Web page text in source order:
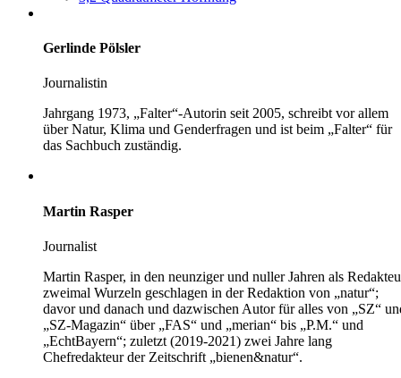
Gerlinde Pölsler
Journalistin
Jahrgang 1973, „Falter“-Autorin seit 2005, schreibt vor allem
über Natur, Klima und Genderfragen und ist beim „Falter“ für
das Sachbuch zuständig.
Martin Rasper
Journalist
Martin Rasper, in den neunziger und nuller Jahren als
zweimal Wurzeln geschlagen in der Redaktion von „natur“;
davor und danach und dazwischen Autor für alles von „SZ“
„SZ-Magazin“ über „FAS“ und „merian“ bis „P.M.“ und
„EchtBayern“; zuletzt (2019-2021) zwei Jahre lang
Chefredakteur der Zeitschrift „bienen&natur“.